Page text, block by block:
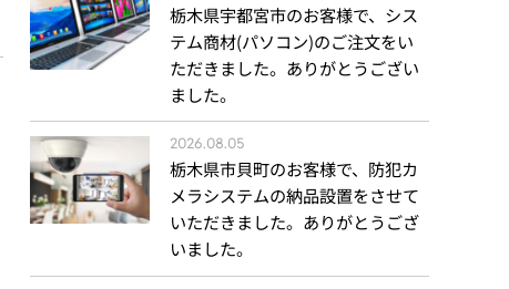
栃木県宇都宮市のお客様で、シス
テム商材(パソコン)のご注文をい
ただきました。ありがとうござい
ました。
2026.08.05
栃木県市貝町のお客様で、防犯カ
メラシステムの納品設置をさせて
いただきました。ありがとうござ
いました。